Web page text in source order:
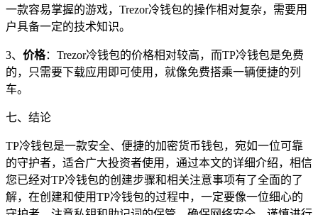
一款容易掌握的游戏，Trezor冷钱包的操作相对复杂，需要用
户具备一定的技术知识。
3、 价格：Trezor冷钱包的价格相对较高，而TP冷钱包是免费
的，只需要下载应用即可使用，就像免费搭乘一辆便捷的列
车。
七、结论
TP冷钱包是一款安全、便捷的加密货币钱包，宛如一位可靠
的守护者，适合广大投资者使用，通过本文的详细介绍，相信
您已经对TP冷钱包的创建步骤和相关注意事项有了全面的了
解，在创建和使用TP冷钱包的过程中，一定要像一位细心的